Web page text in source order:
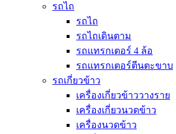
รถไถ
รถไถ
รถไถเดินตาม
รถแทรกเตอร์ 4 ล้อ
รถแทรกเตอร์ตีนตะขาบ
รถเกี่ยวข้าว
เครื่องเกี่ยวข้าววางราย
เครื่องเกี่ยวนวดข้าว
เครื่องนวดข้าว